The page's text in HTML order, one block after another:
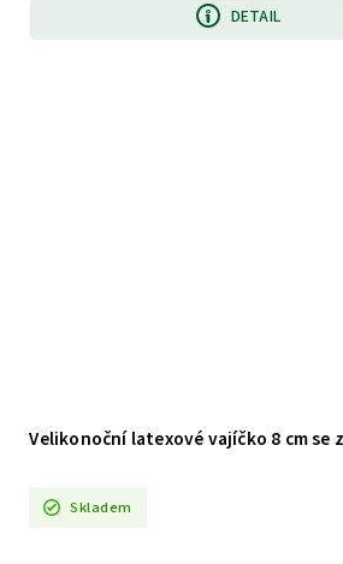
DETAIL
Velikonoční latexové vajíčko 8 cm se
Skladem